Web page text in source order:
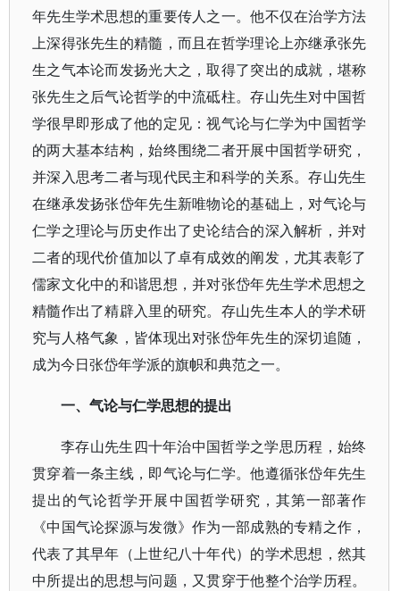
年先生学术思想的重要传人之一。他不仅在治学方法
上深得张先生的精髓，而且在哲学理论上亦继承张先
生之气本论而发扬光大之，取得了突出的成就，堪称
张先生之后气论哲学的中流砥柱。存山先生对中国哲
学很早即形成了他的定见：视气论与仁学为中国哲学
的两大基本结构，始终围绕二者开展中国哲学研究，
并深入思考二者与现代民主和科学的关系。存山先生
在继承发扬张岱年先生新唯物论的基础上，对气论与
仁学之理论与历史作出了史论结合的深入解析，并对
二者的现代价值加以了卓有成效的阐发，尤其表彰了
儒家文化中的和谐思想，并对张岱年先生学术思想之
精髓作出了精辟入里的研究。存山先生本人的学术研
究与人格气象，皆体现出对张岱年先生的深切追随，
成为今日张岱年学派的旗帜和典范之一。
一、气论与仁学思想的提出
李存山先生四十年治中国哲学之学思历程，始终
贯穿着一条主线，即气论与仁学。他遵循张岱年先生
提出的气论哲学开展中国哲学研究，其第一部著作
《中国气论探源与发微》作为一部成熟的专精之作，
代表了其早年（上世纪八十年代）的学术思想，然其
中所提出的思想与问题，又贯穿于他整个治学历程。